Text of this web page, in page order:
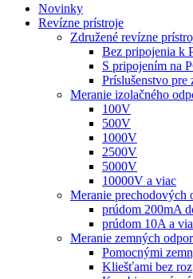
Novinky
Revízne prístroje
Združené revízne
Bez pripojenia k
S pripojením na
Príslušenstvo pre
Meranie izolačného
100V
500V
1000V
2500V
5000V
10000V a viac
Meranie prechodových
prúdom 200mA
prúdom 10A a
Meranie zemných
Pomocnými
Kliešťami bez